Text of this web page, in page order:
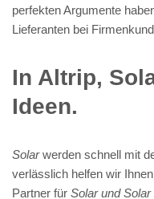
perfekten Argumente
Lieferanten bei
In Altrip,
Ideen.
Solarwerden schnell mit
verlässlich helfen wir
Partner für Solar und